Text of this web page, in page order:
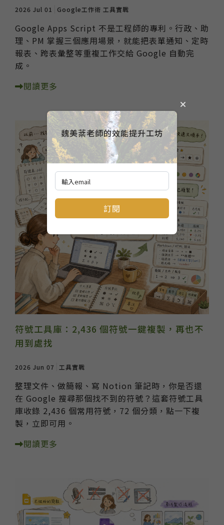
2026 Jul 01 Google工作術 工具實戰
Google Apps Script 不是工程師的專利。行政、助
理、PM 掌握三個應用場景，就能把表單通知、定時
報表、跨表彙整等重複工作交給 Google 自動完
成。
閱讀更多
符號工具庫：2,436 個符號一鍵複製，再也不
用到處找
2026 Jun 07 工具實戰
整理文件、做簡報、寫 Notion 筆記時，你是否還
在 Google 搜尋那個找不到的符號？這套符號工具
庫收錄 2,436 個常用符號，72 個分類，點一下複
製，立即可用。
閱讀更多
魏美棻老師的效能提升工坊
訂閱